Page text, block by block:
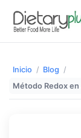
Inicio / Blog /
Método Redox